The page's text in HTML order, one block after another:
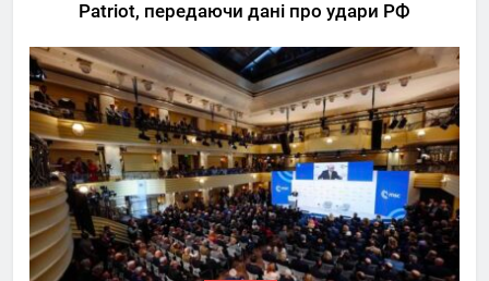
Patriot, передаючи дані про удари РФ